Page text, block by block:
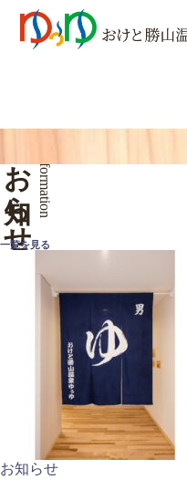
Information
お知らせ
一覧を見る
お知らせ